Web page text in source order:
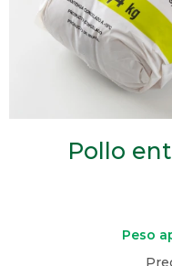
Pollo
Peso